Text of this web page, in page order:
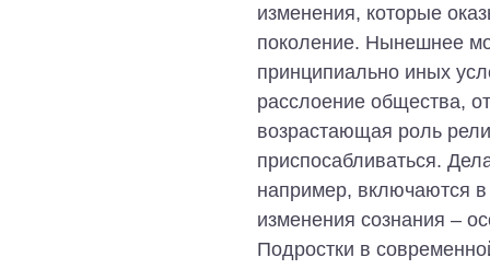
изменения, которые
поколение. Нынешнее
принципиально иных
расслоение общества,
возрастающая роль
приспосабливаться.
например, включаются
изменения сознания –
Подростки в